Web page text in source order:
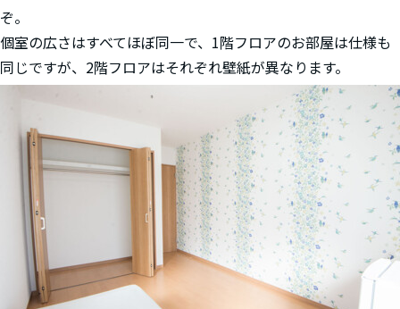
ぞ。
個室の広さはすべてほぼ同一で、1階フロアのお部屋は仕様も
同じですが、2階フロアはそれぞれ壁紙が異なります。